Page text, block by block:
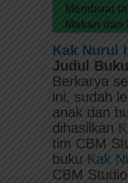
Membuat
Makan dan
Kak Nurul
Judul
Berkarya
ini, sudah
anak dan
dihasilkan
tim CBM
buku Kak
CBM